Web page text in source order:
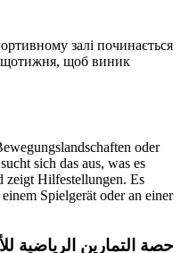
залі починається
щотижня, щоб виник
oder
sich das aus, was es
zeigt Hilfestellungen. Es
Spielgerät oder an einer
حصة التمارين الرياضية